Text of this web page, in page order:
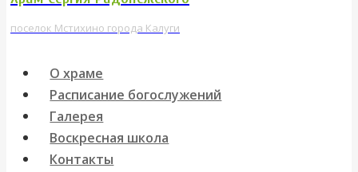
поселок Мстихино города Калуги
О храме
Расписание богослужений
Галерея
Воскресная школа
Контакты